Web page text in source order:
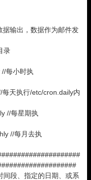
输出，数据作为邮件发
录
每小时执
天执行/etc/cron.daily内
//每星期执
//每月去执
间段、指定的日期、或系